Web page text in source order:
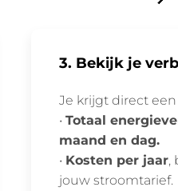
3. Bekijk je
Je krijgt direct
• Totaal
maand en dag.
• Kosten per jaar,
jouw stroomtarief.